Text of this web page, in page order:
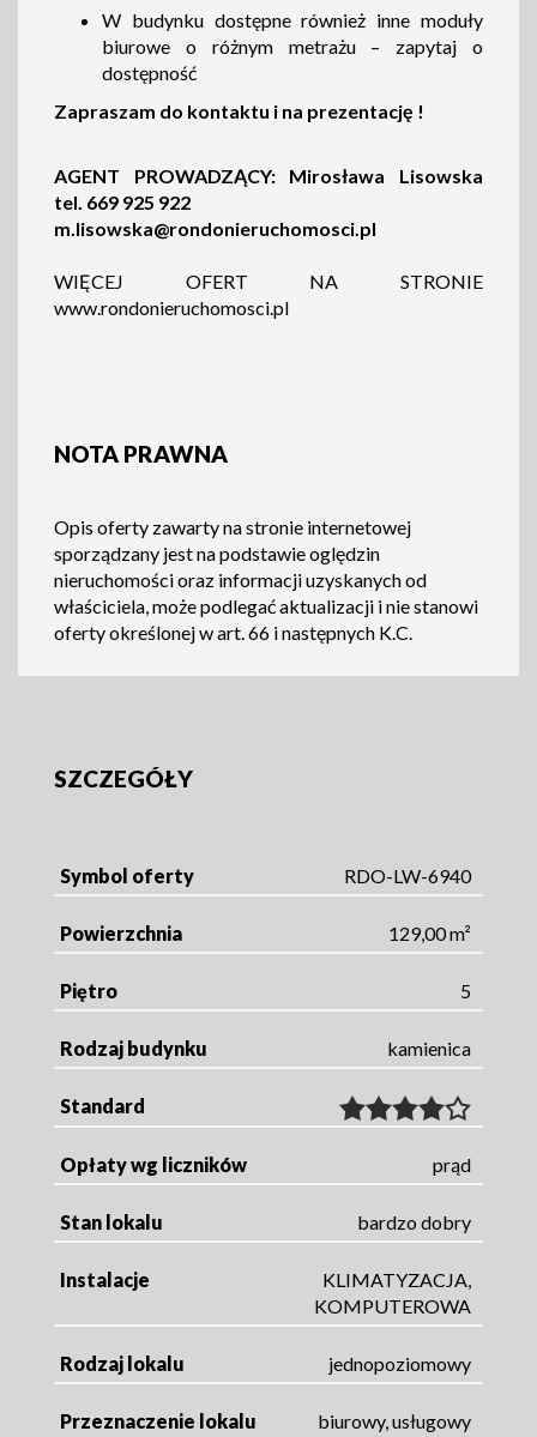
W budynku dostępne również inne moduły
biurowe o różnym metrażu – zapytaj o
dostępność
Zapraszam do kontaktu i na prezentację !
AGENT PROWADZĄCY: Mirosława Lisowska
tel. 669 925 922
m.lisowska@rondonieruchomosci.pl
WIĘCEJ OFERT NA STRONIE
www.rondonieruchomosci.pl
NOTA PRAWNA
Opis oferty zawarty na stronie internetowej
sporządzany jest na podstawie oględzin
nieruchomości oraz informacji uzyskanych od
właściciela, może podlegać aktualizacji i nie stanowi
oferty określonej w art. 66 i następnych K.C.
SZCZEGÓŁY
Symbol oferty RDO-LW-6940
Powierzchnia 129,00 m²
Piętro 5
Rodzaj budynku kamienica
Standard
Opłaty wg liczników prąd
Stan lokalu bardzo dobry
Instalacje
KLIMATYZACJA,
KOMPUTEROWA
Rodzaj lokalu jednopoziomowy
Przeznaczenie lokalu biurowy, usługowy